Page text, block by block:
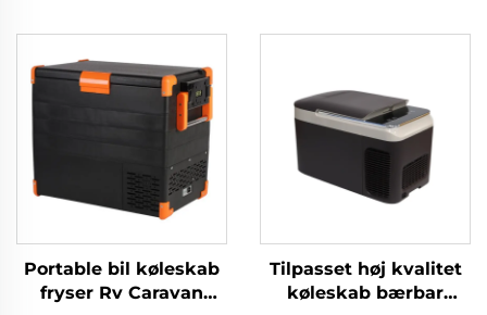
Portable bil køleskab
fryser Rv Caravan
Tilpasset høj kvalitet
køleskab bærbar